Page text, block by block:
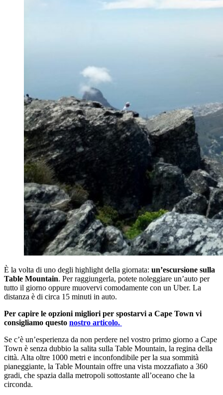
È la volta di uno degli highlight della giornata: un’escursione sulla
Table Mountain. Per raggiungerla, potete noleggiare un’auto per
tutto il giorno oppure muovervi comodamente con un Uber. La
distanza è di circa 15 minuti in auto.
Per capire le opzioni migliori per spostarvi a Cape Town vi
consigliamo questo nostro articolo.
Se c’è un’esperienza da non perdere nel vostro primo giorno a Cape
Town è senza dubbio la salita sulla Table Mountain, la regina della
città. Alta oltre 1000 metri e inconfondibile per la sua sommità
pianeggiante, la Table Mountain offre una vista mozzafiato a 360
gradi, che spazia dalla metropoli sottostante all’oceano che la
circonda.